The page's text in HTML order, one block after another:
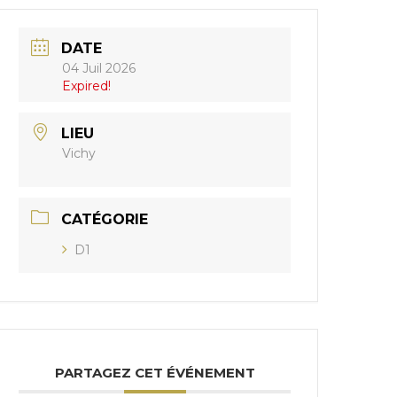
DATE
04 Juil 2026
Expired!
LIEU
Vichy
CATÉGORIE
D1
PARTAGEZ CET ÉVÉNEMENT